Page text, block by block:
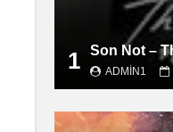
1 Son Not –
ADMIN1